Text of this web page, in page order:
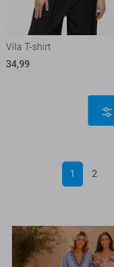
Vila T-shirt
34,99
1 2